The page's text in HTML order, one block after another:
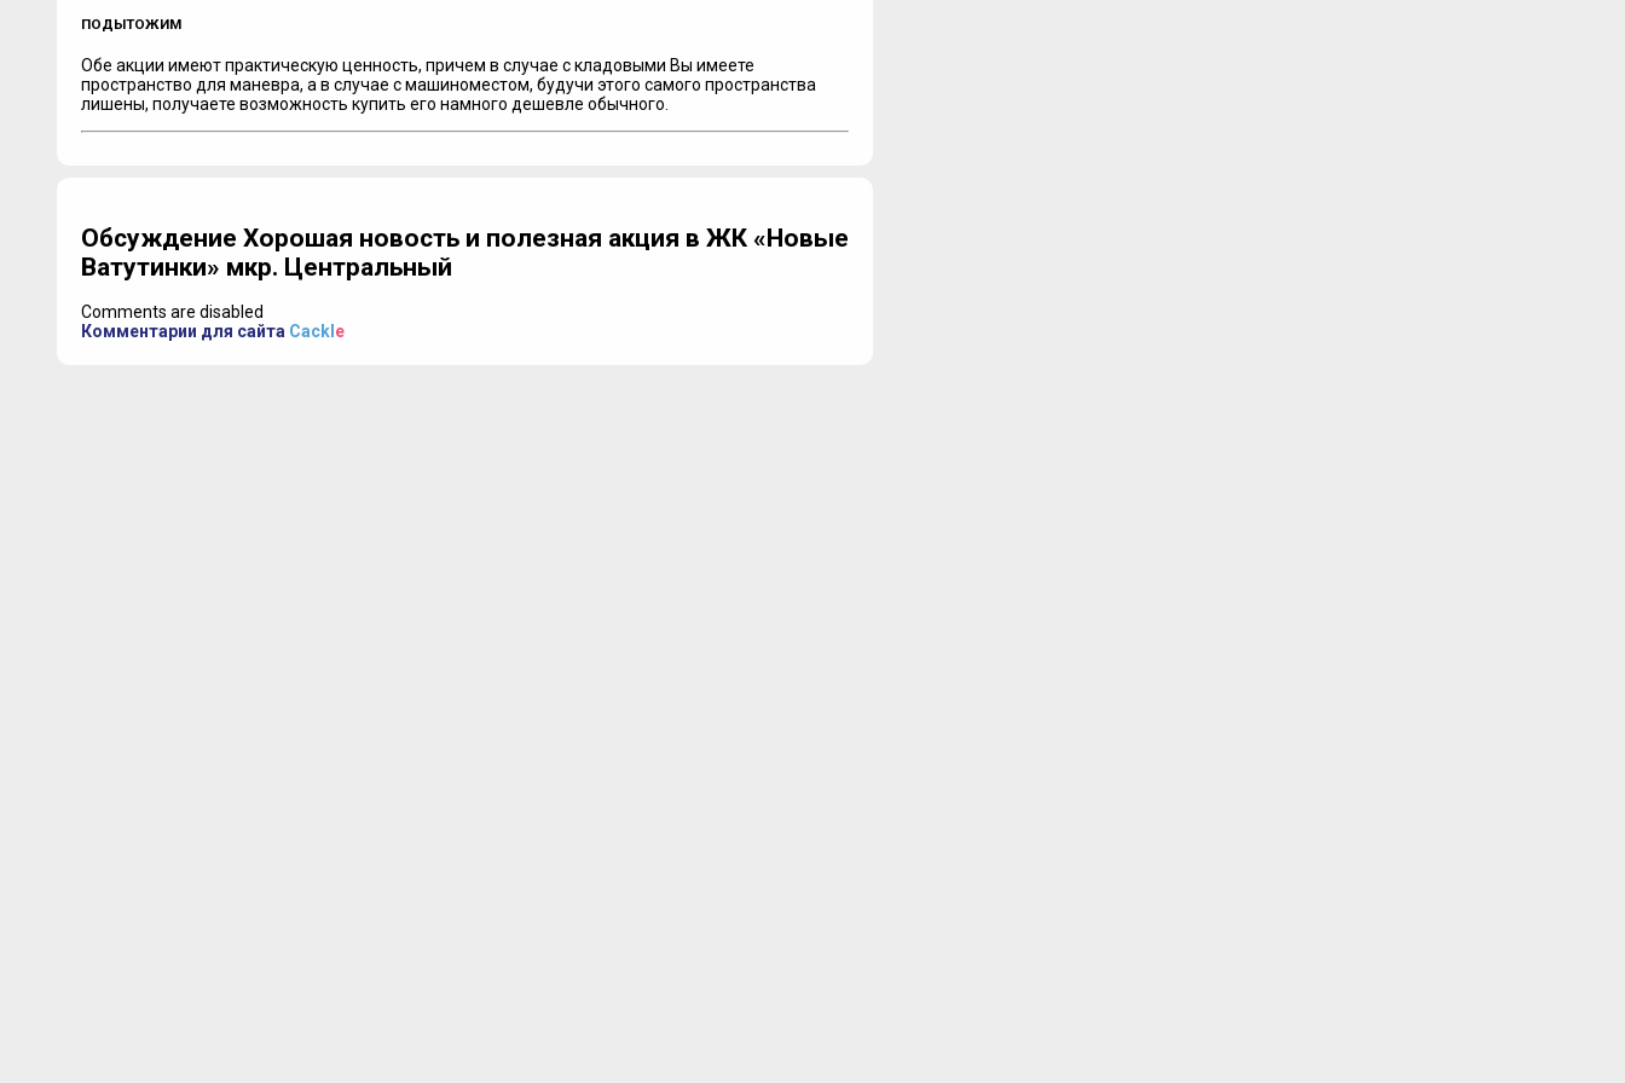
ПОДЫТОЖИМ
Обе акции имеют практическую ценность, причем в случае с кладовыми Вы имеете
пространство для маневра, а в случае с машиноместом, будучи этого самого пространства
лишены, получаете возможность купить его намного дешевле обычного.
Обсуждение Хорошая новость и полезная акция в ЖК «Новые
Ватутинки» мкр. Центральный
Comments are disabled
Комментарии для сайта Cackl e